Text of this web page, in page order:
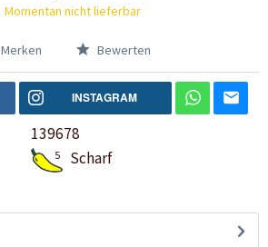
Momentan nicht lieferbar
Merken Bewerten
INSTAGRAM
139678
5 Scharf